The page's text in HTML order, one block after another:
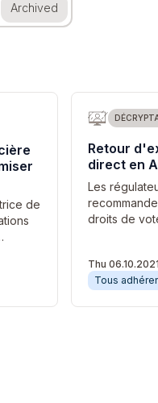
Archived
de
Retour
direct en
Les
droits de
Thu 06.10.2021
Tous